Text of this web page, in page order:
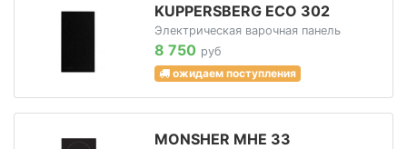
KUPPERSBERG ECO 302
Электрическая варочная панель
8 750 руб
ожидаем поступления
MONSHER MHE 33